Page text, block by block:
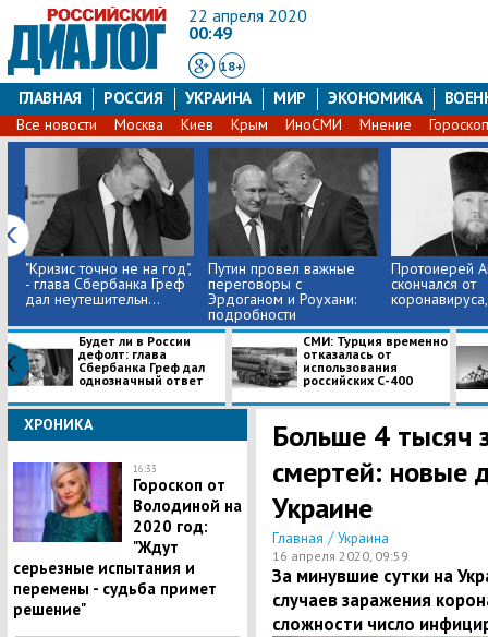
22 апреля 2020
00:49
18+
ГЛАВНАЯ РОССИЯ УКРАИНА МИР ЭКОНОМИКА
Все новости Москва Киев Крым ИноСМИ Мнение
"Кризис точно не на год",
- глава Сбербанка Греф
дал неутешительн...
Путин провел важные
переговоры с
Эрдоганом и Роухани:
подробности
​Протоиерей
скончался от
Будет ли в России
дефолт: глава
Сбербанка Греф дал
однозначный ответ
СМИ: Турция временно
отказалась от
использования
российских С-400
ХРОНИКА
16:33
Гороскоп от
Володиной на
2020 год:
"Ждут
серьезные испытания и
перемены - судьба примет
решение"
Больше 4 тысяч
смертей: новые
Украине
Главная / Украина
16 апреля 2020, 09:59
За минувшие сутки на
случаев заражения
сложности число